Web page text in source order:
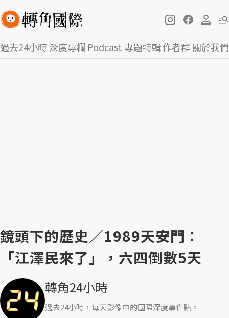
過去24小時深度專欄 Podcast 專題特輯作者群關於我們
鏡頭下的歷史／1989天安門：
「江澤民來了」，六四倒數5天
轉角24小時
過去24小時，每天影像中的國際深度事件點。